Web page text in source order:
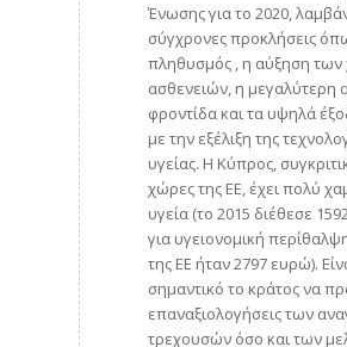
Ένωσης για το 2020,
σύγχρονες προκλήσεις
πληθυσμός , η αύξηση των
ασθενειών, η μεγαλύτερη
φροντίδα και τα υψηλά
με την εξέλιξη της
υγείας. Η Κύπρος,
χώρες της ΕΕ, έχει πολύ
υγεία (το 2015 διέθεσε
για υγειονομική
της ΕΕ ήταν 2797 ευρώ).
σημαντικό το κράτος να
επαναξιολογήσεις των
τρεχουσών όσο και των